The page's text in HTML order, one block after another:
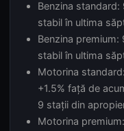
Benzina standard:
stabil în ultima
Benzina premium:
stabil în ultima
Motorina
+1.5% față de
9 stații din
Motorina